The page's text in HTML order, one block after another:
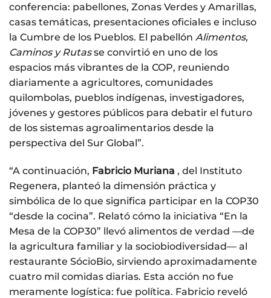
conferencia: pabellones, Zonas Verdes y Amarillas,
casas temáticas, presentaciones oficiales e incluso
la Cumbre de los Pueblos. El pabellón Alimentos,
Caminos y Rutasse convirtió en uno de los
espacios más vibrantes de la COP, reuniendo
diariamente a agricultores, comunidades
quilombolas, pueblos indígenas, investigadores,
jóvenes y gestores públicos para debatir el futuro
de los sistemas agroalimentarios desde la
perspectiva del Sur Global”.
“A continuación, Fabricio Muriana , del Instituto
Regenera, planteó la dimensión práctica y
simbólica de lo que significa participar en la COP30
“desde la cocina”. Relató cómo la iniciativa “En la
Mesa de la COP30” llevó alimentos de verdad —de
la agricultura familiar y la sociobiodiversidad— al
restaurante SócioBio, sirviendo aproximadamente
cuatro mil comidas diarias. Esta acción no fue
meramente logística: fue política. Fabricio reveló